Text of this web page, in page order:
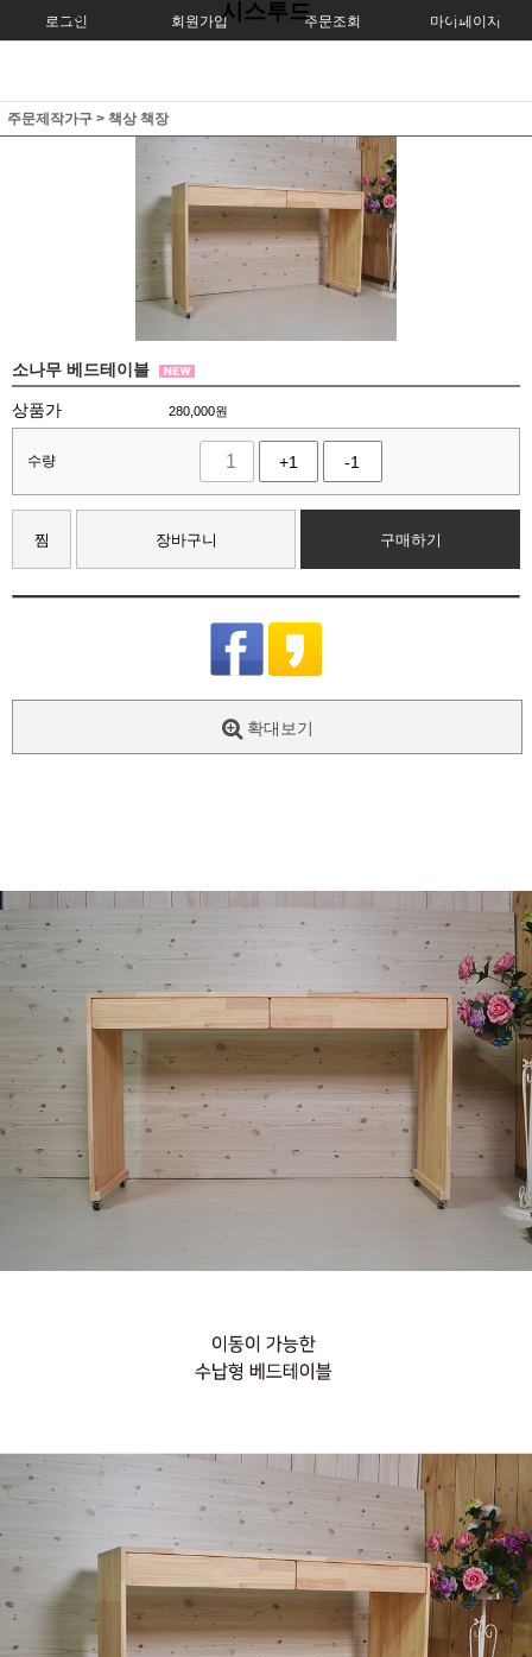
로그인 회원가입 주문조회 마이페이지
시스투드
주문제작가구 > 책상 책장
소나무 베드테이블
상품가 280,000원
수량 +1 -1
찜 장바구니 구매하기
확대보기